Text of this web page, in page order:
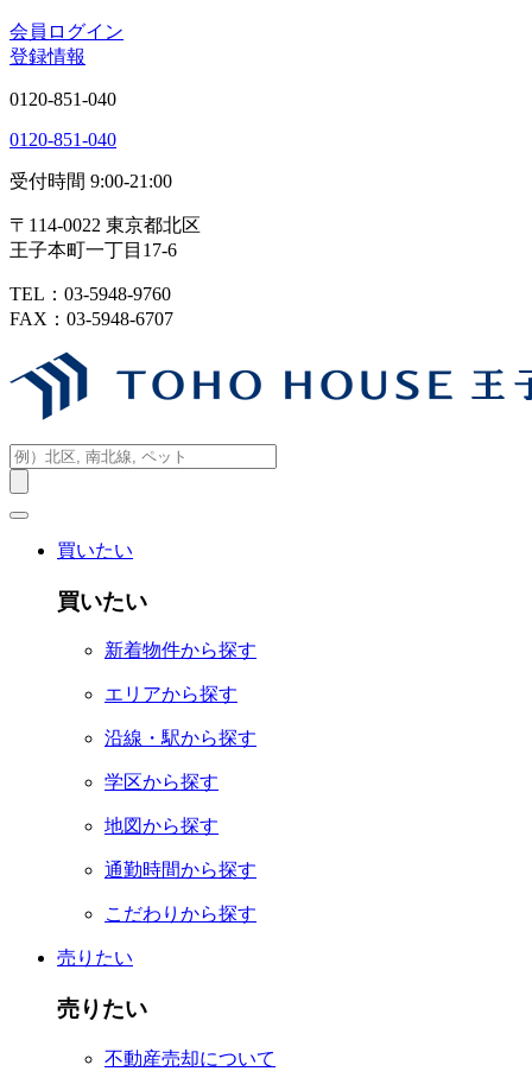
会員ログイン
登録情報
0120-851-040
0120-851-040
受付時間 9:00-21:00
〒114-0022 東京都北区
王子本町一丁目17-6
TEL：03-5948-9760
FAX：03-5948-6707
買いたい
買いたい
新着物件から探す
エリアから探す
沿線・駅から探す
学区から探す
地図から探す
通勤時間から探す
こだわりから探す
売りたい
売りたい
不動産売却について